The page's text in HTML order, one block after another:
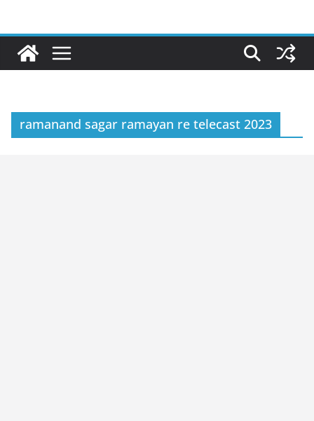
content
ramanand sagar ramayan re telecast 2023